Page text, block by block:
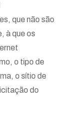
que não são
à que os
o tipo de
o sítio de
do